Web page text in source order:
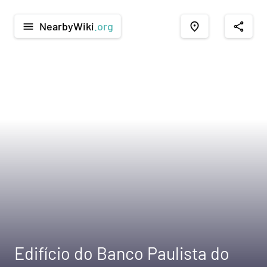
menu NearbyWiki .org place share
Edifício do Banco Paulista do